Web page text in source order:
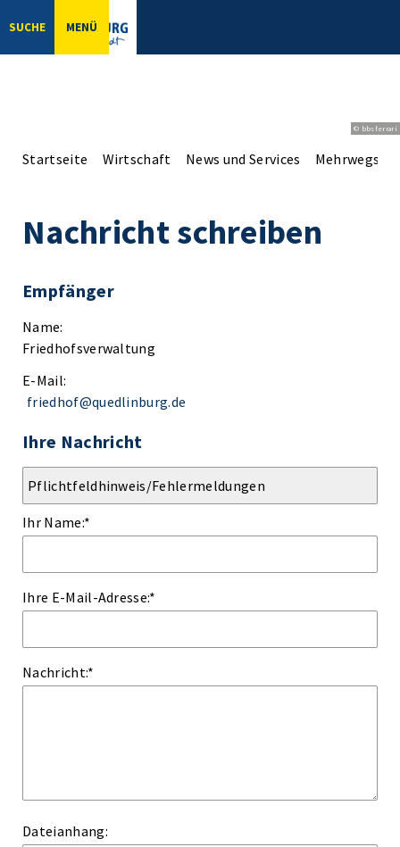
SUCHE MENÜ
© bbsferrari
Startseite Wirtschaft News und Services
Nachricht schreiben
Empfänger
Name:
Friedhofsverwaltung
E-Mail:
friedhof@quedlinburg.de
Ihre Nachricht
Ihr Name:*
Ihre E-Mail-Adresse:*
Nachricht:*
Dateianhang: